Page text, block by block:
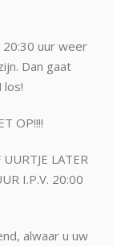
20:30 uur weer
Dan gaat
los!
OP!!!!
LATER
I.P.V. 20:00
alwaar u uw